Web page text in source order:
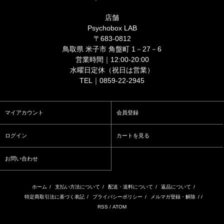
店舗
Psychobox LAB
〒683-0812
鳥取県 米子市 角盤町 1－27－6
営業時間｜12:00-20:00
水曜日定休（祝日は営業）
TEL｜0859-22-2945
マイアカウント 会員登録
ログイン カートを見る
お問い合わせ
ホーム / 支払い方法について / 配送・送料について / 返品について /
特定商取引法に基づく表記 / プライバシーポリシー / メルマガ登録・解除 / /
RSS / ATOM